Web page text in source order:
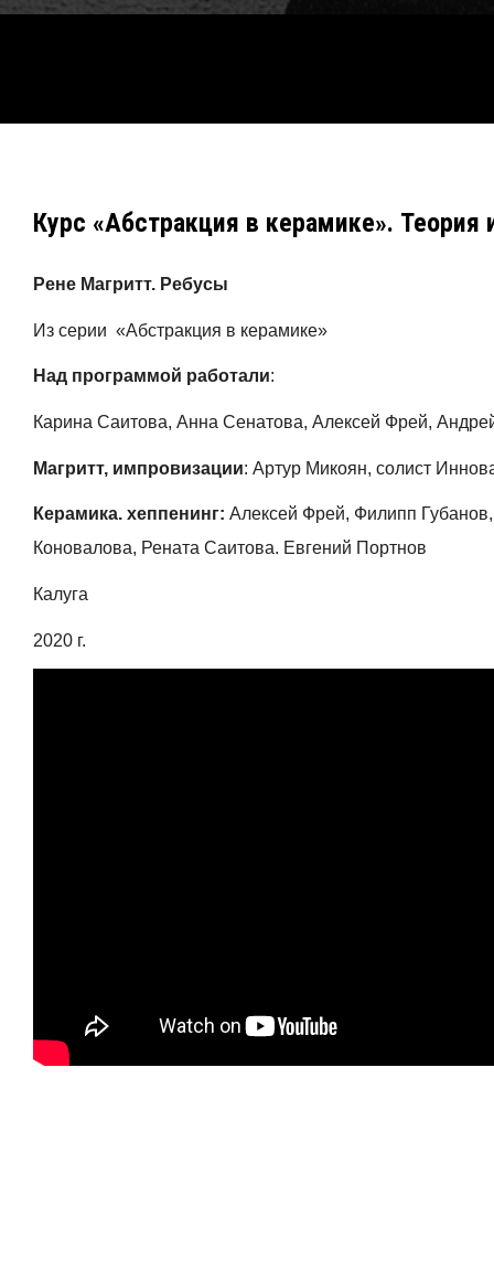
Курс «Абстракция в керамике». Теория
Рене Магритт. Ребусы
Из серии «Абстракция в керамике»
Над программой работали:
Карина Саитова, Анна Сенатова, Алексей Фрей,
Магритт, импровизации: Артур Микоян, солист
Керамика. хеппенинг: Алексей Фрей, Филипп
Коновалова, Рената Саитова. Евгений Портнов
Калуга
2020 г.